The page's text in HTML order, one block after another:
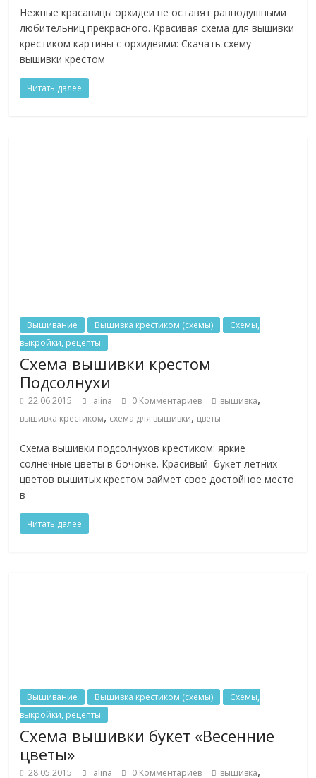
Нежные красавицы орхидеи не оставят равнодушными
любительниц прекрасного. Красивая схема для вышивки
крестиком картины с орхидеями: Скачать схему
вышивки крестом
Читать далее
Вышивание Вышивка крестиком (схемы)
Схемы,
выкройки, рецепты
Схема вышивки крестом
Подсолнухи
22.06.2015 alina 0 Комментариев вышивка,
вышивка крестиком, схема для вышивки, цветы
Схема вышивки подсолнухов крестиком: яркие
солнечные цветы в бочонке. Красивый букет летних
цветов вышитых крестом займет свое достойное место
в
Читать далее
Вышивание Вышивка крестиком (схемы)
Схемы,
выкройки, рецепты
Схема вышивки букет «Весенние
цветы»
28.05.2015 alina 0 Комментариев вышивка,